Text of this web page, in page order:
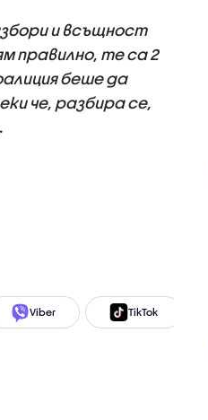
и всъщност
правилно, те са 2
беше да
че, разбира се,
Viber TikTok